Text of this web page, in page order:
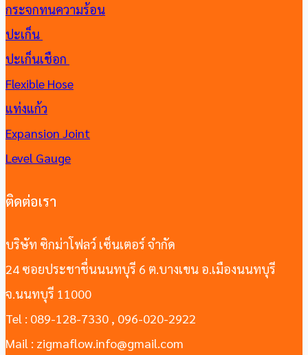
กระจกทนความร้อน
ปะเก็น
ปะเก็นเชือก
Flexible Hose
แท่งแก้ว
Expansion Joint
Level Gauge
ติดต่อเรา
บริษัท ซิกม่าโฟลว์ เซ็นเตอร์ จำกัด
24 ซอยประชาชื่นนนทบุรี 6 ต.บางเขน อ.เมืองนนทบุรี
จ.นนทบุรี 11000
Tel : 089-128-7330 , 096-020-2922
Mail : zigmaflow.info@gmail.com